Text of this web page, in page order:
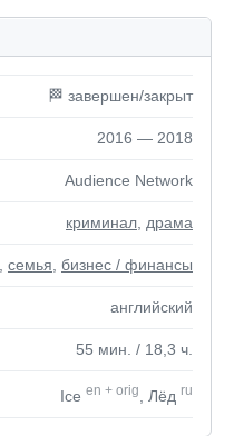
🏁 завершен/закрыт
2016 — 2018
Audience Network
криминал драма
семья бизнес / финансы
английский
55 мин. / 18,3 ч.
Ice en + orig , Лёд ru